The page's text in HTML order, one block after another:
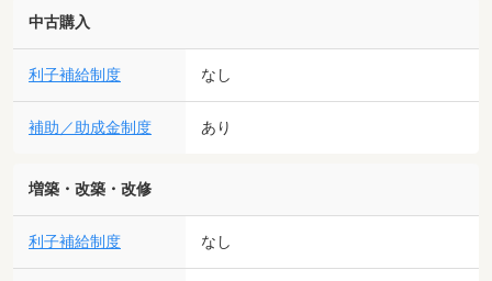
中古購入
利子補給制度 なし
補助／助成金制度 あり
増築・改築・改修
利子補給制度 なし